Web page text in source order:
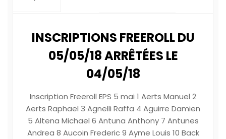
INSCRIPTIONS FREEROLL DU
05/05/18 ARRÊTÉES LE
04/05/18
Inscription Freeroll EPS 5 mai 1 Aerts Manuel 2
Aerts Raphael 3 Agnelli Raffa 4 Aguirre Damien
5 Altena Michael 6 Antuna Anthony 7 Antunes
Andrea 8 Aucoin Frederic 9 Ayme Louis 10 Back